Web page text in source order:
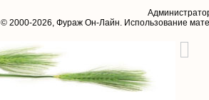
© 2000-2026, Фураж Он-Лайн. Использование